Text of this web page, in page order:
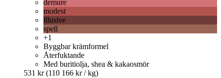
demure
modest
illusive
spell
+1
Byggbar krämformel
Återfuktande
Med buritiolja, shea & kakaosmör
531 kr (110 166 kr / kg)